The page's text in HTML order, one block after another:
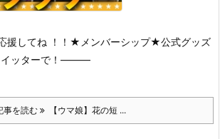
援してね ！！ ★メンバーシップ★公式グッズ
ッターで！ ———
事を読む 【ウマ娘】花の短 ...